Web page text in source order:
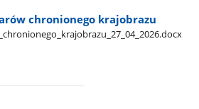
chronionego krajobrazu